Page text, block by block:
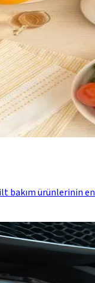
bakım ürünlerinin